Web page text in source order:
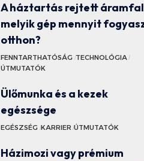
A háztartás rejtett
melyik gép mennyit
otthon?
FENNTARTHATÓSÁG TECHNOLÓGIA
ÚTMUTATÓK
Ülőmunka és a kezek
egészsége
EGÉSZSÉG KARRIER ÚTMUTATÓK
Házimozi vagy prémium